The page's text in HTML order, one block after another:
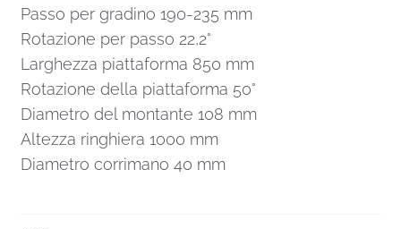
Passo per gradino 190-235 mm
Rotazione per passo 22,2°
Larghezza piattaforma 850 mm
Rotazione della piattaforma 50°
Diametro del montante 108 mm
Altezza ringhiera 1000 mm
Diametro corrimano 40 mm